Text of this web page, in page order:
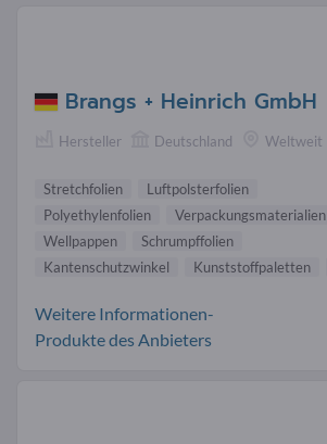
Brangs + Heinrich GmbH
Hersteller Deutschland Weltweit
Stretchfolien
Luftpolsterfolien
Polyethylenfolien
Verpackungsmaterialien
Wellpappen
Schrumpffolien
Kantenschutzwinkel
Kunststoffpaletten
Weitere Informationen-
Produkte des Anbieters